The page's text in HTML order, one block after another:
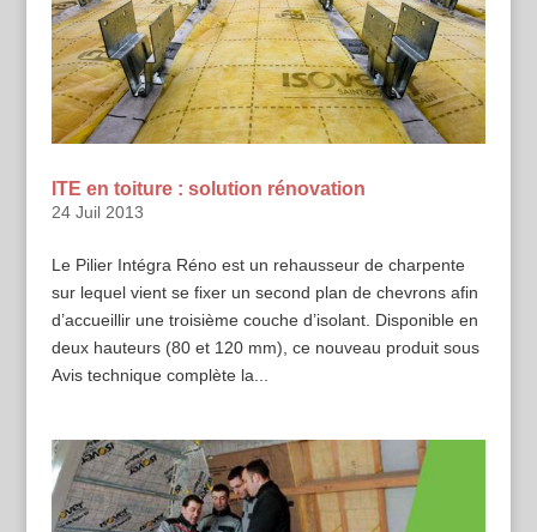
ITE en toiture : solution rénovation
24 Juil 2013
Le Pilier Intégra Réno est un rehausseur de charpente
sur lequel vient se fixer un second plan de chevrons afin
d’accueillir une troisième couche d’isolant. Disponible en
deux hauteurs (80 et 120 mm), ce nouveau produit sous
Avis technique complète la...